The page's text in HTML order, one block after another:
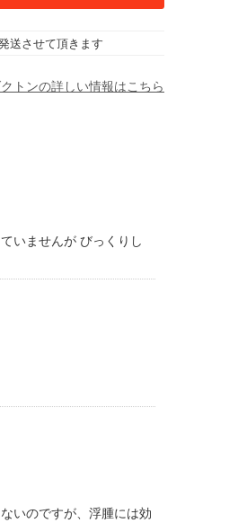
送させて頂きます
トンの詳しい情報はこちら
いませんが びっくりし
いのですが、浮腫には効